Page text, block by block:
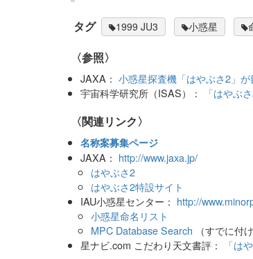
タグ 1999 JU3 小惑星
〈参照〉
JAXA：小惑星探査機「はやぶさ2」
宇宙科学研究所（ISAS）：
「はやぶ
〈関連リンク〉
名称案募集ページ
JAXA： http://www.jaxa.jp/
はやぶさ2
はやぶさ2特設サイト
IAU小惑星センター： http://
小惑星命名リスト
MPC Database Search （すでに付
星ナビ.com こだわり天文書評：
「は